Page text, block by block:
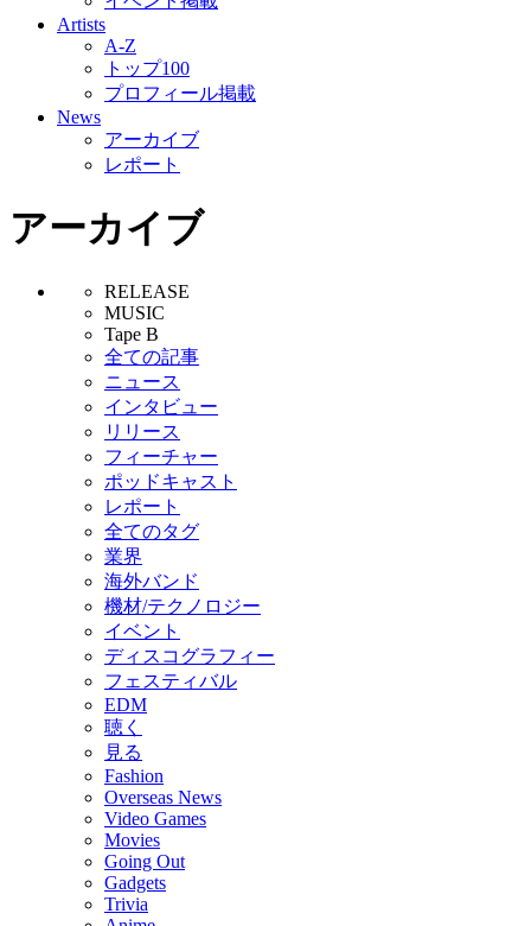
Artists
A-Z
トップ100
プロフィール掲載
News
アーカイブ
レポート
アーカイブ
RELEASE
MUSIC
Tape B
全ての記事
ニュース
インタビュー
リリース
フィーチャー
ポッドキャスト
レポート
全てのタグ
業界
海外バンド
機材/テクノロジー
イベント
ディスコグラフィー
フェスティバル
EDM
聴く
見る
Fashion
Overseas News
Video Games
Movies
Going Out
Gadgets
Trivia